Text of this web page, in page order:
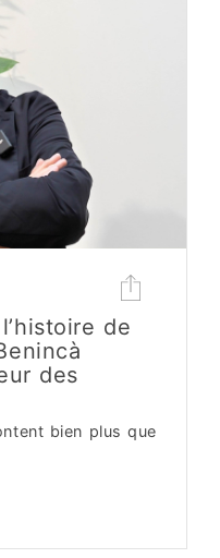
de
des
bien plus que